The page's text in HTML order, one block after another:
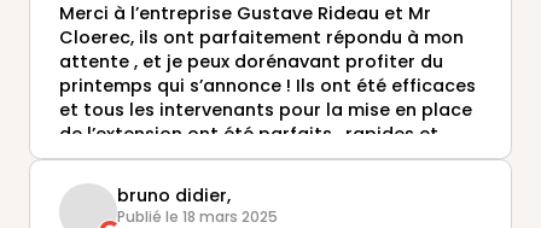
Merci à l’entreprise Gustave Rideau et Mr
Cloerec, ils ont parfaitement répondu à mon
attente , et je peux dorénavant profiter du
printemps qui s’annonce ! Ils ont été efficaces
et tous les intervenants pour la mise en place
de l’extension ont été parfaits , rapides et
complétants.
A recommander sincèrement.
bruno didier,
Publié le 18 mars 2025